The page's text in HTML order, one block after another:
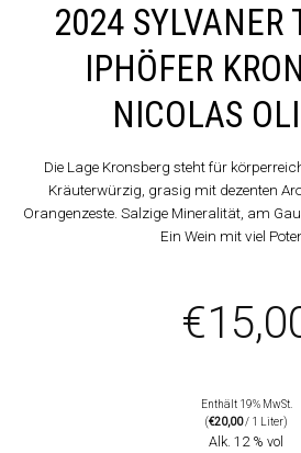
2024 SYLVANER
IPHÖFER
NICOLAS
Die Lage Kronsberg steht für
Kräuterwürzig, grasig mit dezenten
Orangenzeste. Salzige Mineralität, am
Ein Wein mit viel
€
Enthält 19% MwSt.
(€20,00/ 1 Liter)
Alk. 12 % vol